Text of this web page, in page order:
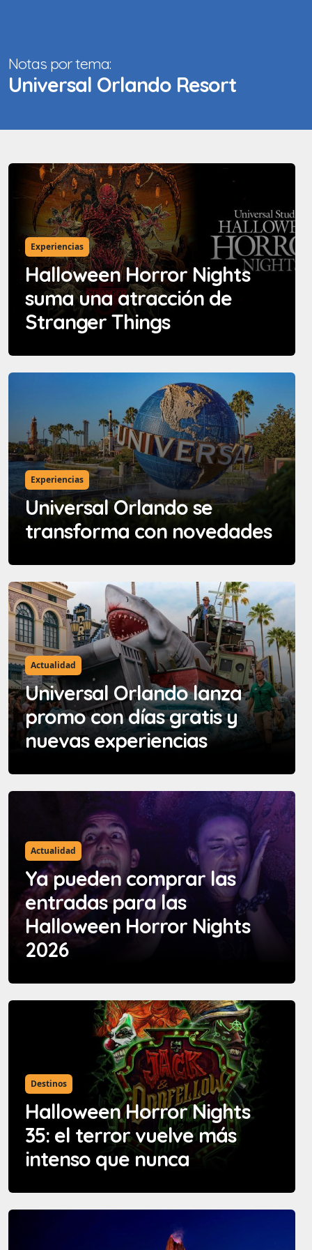
Notas por tema:
Universal Orlando Resort
Experiencias
Halloween Horror Nights
suma una atracción de
Stranger Things
Experiencias
Universal Orlando se
transforma con novedades
Actualidad
Universal Orlando lanza
promo con días gratis y
nuevas experiencias
Actualidad
Ya pueden comprar las
entradas para las
Halloween Horror Nights
2026
Destinos
Halloween Horror Nights
35: el terror vuelve más
intenso que nunca